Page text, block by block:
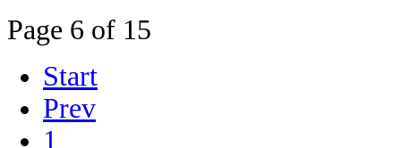
Page 6 of 15
Start
Prev
1